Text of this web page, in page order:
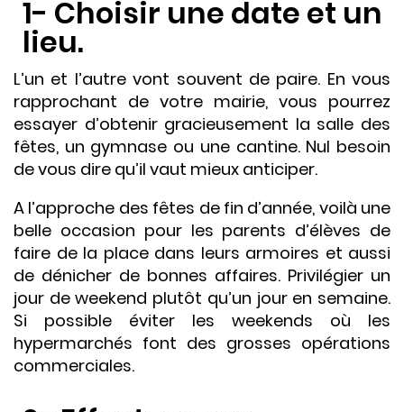
1- Choisir une date et un
lieu.
L’un et l’autre vont souvent de paire. En vous
rapprochant de votre mairie, vous pourrez
essayer d’obtenir gracieusement la salle des
fêtes, un gymnase ou une cantine. Nul besoin
de vous dire qu’il vaut mieux anticiper.
A l’approche des fêtes de fin d’année, voilà une
belle occasion pour les parents d’élèves de
faire de la place dans leurs armoires et aussi
de dénicher de bonnes affaires. Privilégier un
jour de weekend plutôt qu’un jour en semaine.
Si possible éviter les weekends où les
hypermarchés font des grosses opérations
commerciales.